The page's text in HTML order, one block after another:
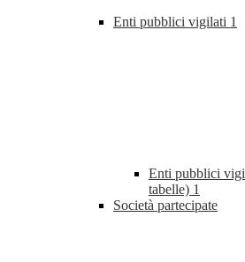
Enti pubblici vigilati 1
Enti pubblici
tabelle) 1
Società partecipate